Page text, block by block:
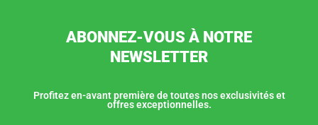
ABONNEZ-VOUS À NOTRE
NEWSLETTER
Profitez en-avant première de toutes nos exclusivités et
offres exceptionnelles.